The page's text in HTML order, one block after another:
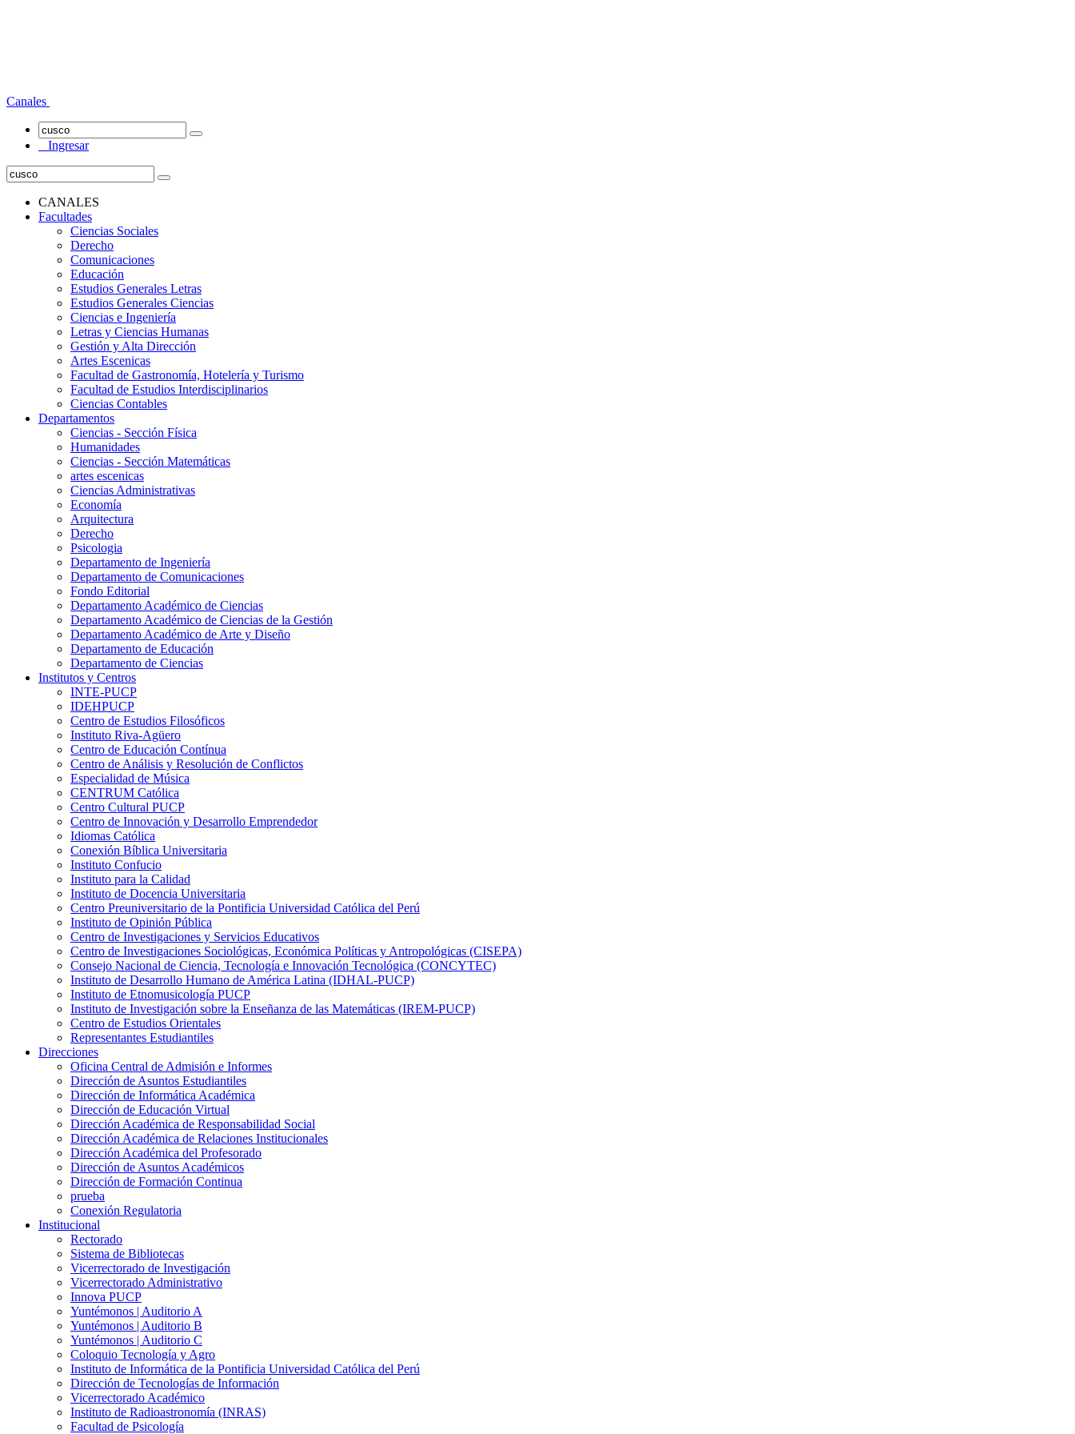
Canales
Ingresar
CANALES
Facultades
Ciencias Sociales
Derecho
Comunicaciones
Educación
Estudios Generales Letras
Estudios Generales Ciencias
Ciencias e Ingeniería
Letras y Ciencias Humanas
Gestión y Alta Dirección
Artes Escenicas
Facultad de Gastronomía, Hotelería y Turismo
Facultad de Estudios Interdisciplinarios
Ciencias Contables
Departamentos
Ciencias - Sección Física
Humanidades
Ciencias - Sección Matemáticas
artes escenicas
Ciencias Administrativas
Economía
Arquitectura
Derecho
Psicologia
Departamento de Ingeniería
Departamento de Comunicaciones
Fondo Editorial
Departamento Académico de Ciencias
Departamento Académico de Ciencias de la Gestión
Departamento Académico de Arte y Diseño
Departamento de Educación
Departamento de Ciencias
Institutos y Centros
INTE-PUCP
IDEHPUCP
Centro de Estudios Filosóficos
Instituto Riva-Agüero
Centro de Educación Contínua
Centro de Análisis y Resolución de Conflictos
Especialidad de Música
CENTRUM Católica
Centro Cultural PUCP
Centro de Innovación y Desarrollo Emprendedor
Idiomas Católica
Conexión Bíblica Universitaria
Instituto Confucio
Instituto para la Calidad
Instituto de Docencia Universitaria
Centro Preuniversitario de la Pontificia Universidad Católica del Perú
Instituto de Opinión Pública
Centro de Investigaciones y Servicios Educativos
Centro de Investigaciones Sociológicas, Económica Políticas y Antropológicas (CISEPA)
Consejo Nacional de Ciencia, Tecnología e Innovación Tecnológica (CONCYTEC)
Instituto de Desarrollo Humano de América Latina (IDHAL-PUCP)
Instituto de Etnomusicología PUCP
Instituto de Investigación sobre la Enseñanza de las Matemáticas (IREM-PUCP)
Centro de Estudios Orientales
Representantes Estudiantiles
Direcciones
Oficina Central de Admisión e Informes
Dirección de Asuntos Estudiantiles
Dirección de Informática Académica
Dirección de Educación Virtual
Dirección Académica de Responsabilidad Social
Dirección Académica de Relaciones Institucionales
Dirección Académica del Profesorado
Dirección de Asuntos Académicos
Dirección de Formación Continua
prueba
Conexión Regulatoria
Institucional
Rectorado
Sistema de Bibliotecas
Vicerrectorado de Investigación
Vicerrectorado Administrativo
Innova PUCP
Yuntémonos | Auditorio A
Yuntémonos | Auditorio B
Yuntémonos | Auditorio C
Coloquio Tecnología y Agro
Instituto de Informática de la Pontificia Universidad Católica del Perú
Dirección de Tecnologías de Información
Vicerrectorado Académico
Instituto de Radioastronomía (INRAS)
Facultad de Psicología